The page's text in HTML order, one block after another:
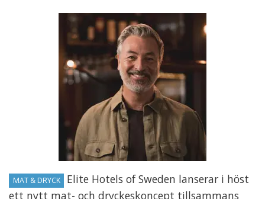
MAT & DRYCK
Elite Hotels of Sweden lanserar i höst
ett nytt mat- och dryckeskoncept tillsammans